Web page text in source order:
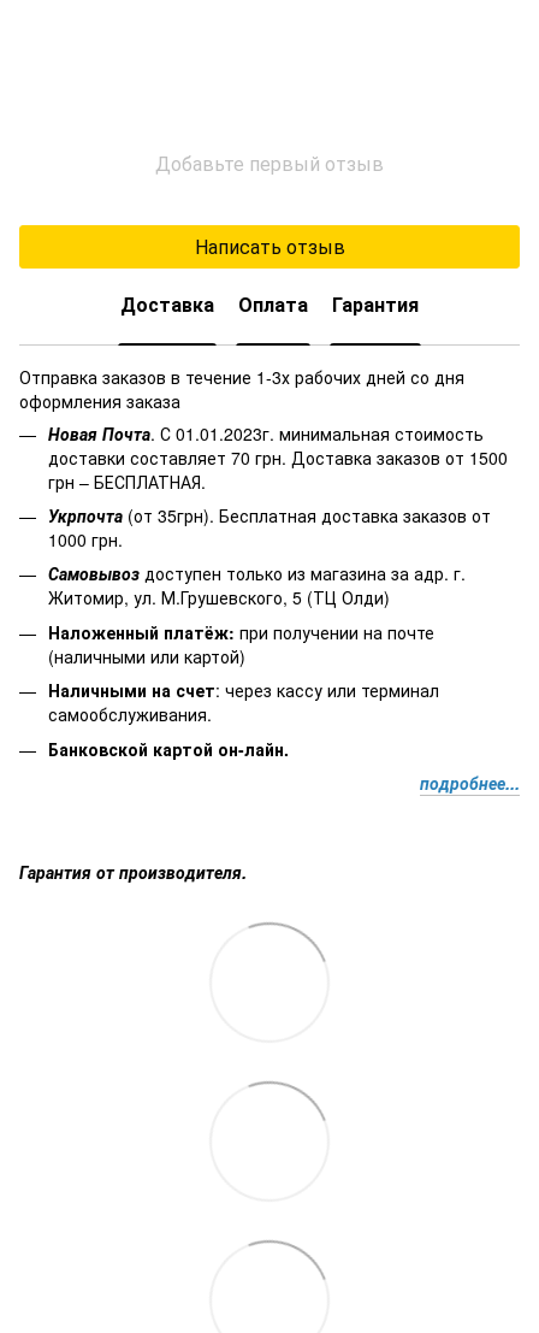
Добавьте первый отзыв
Написать отзыв
Доставка Оплата Гарантия
Отправка заказов в течение 1-3х рабочих дней со дня
оформления заказа
Новая Почта. С 01.01.2023г. минимальная стоимость
доставки составляет 70 грн. Доставка заказов от 1500
грн – БЕСПЛАТНАЯ.
Укрпочта (от 35грн). Бесплатная доставка заказов от
1000 грн.
Самовывоз доступен только из магазина за адр. г.
Житомир, ул. М.Грушевского, 5 (ТЦ Олди)
Наложенный платёж: при получении на почте
(наличными или картой)
Наличными на счет: через кассу или терминал
самообслуживания.
Банковской картой он-лайн.
подробнее...
Гарантия от производителя.